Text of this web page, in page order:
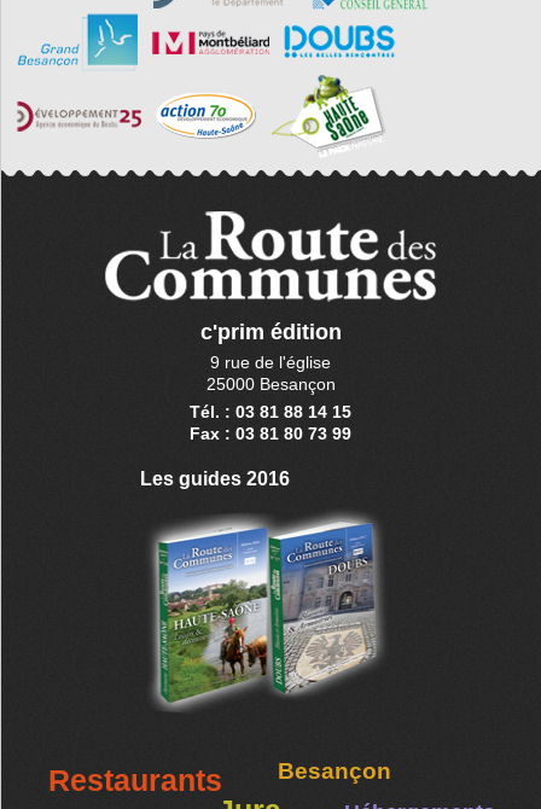
c'prim édition
9 rue de l'église
25000 Besançon
Tél. : 03 81 88 14 15
Fax : 03 81 80 73 99
Les guides 2016
Restaurants Besançon